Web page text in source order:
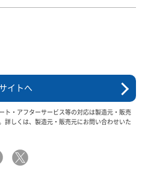
イトへ
ト・アフターサービス等の対応は製造元・販売
詳しくは、製造元・販売元にお問い合わせいた